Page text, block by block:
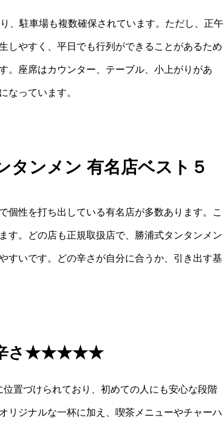
、駐車場も複数確保されています。ただし、正午
しやすく、平日でも行列ができることがあるため
。座席はカウンター、テーブル、小上がりがあ
なっています。
タンメン 有名店ベスト５
個性を打ち出している有名店が多数あります。こ
す。どの店も正規取扱店で、勝浦式タンタンメン
すいです。どの辛さが自分に合うか、引き出す基
辛さ★★★★★
づけられており、初めての人にも安心な段階
リジナルな一杯に加え、喫茶メニューやチャーハ